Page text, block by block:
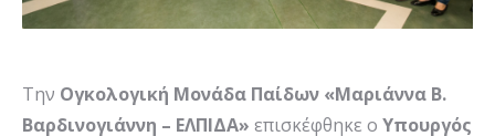
Την Ογκολογική Μονάδα Παίδων «Μαριάννα Β.
Βαρδινογιάννη – ΕΛΠΙΔΑ» επισκέφθηκε ο Υπουργός